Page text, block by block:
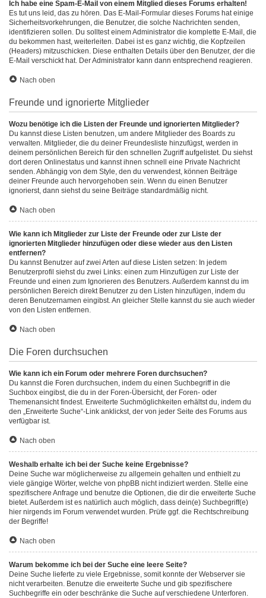
Ich habe eine Spam-E-Mail von einem Mitglied dieses Forums erhalten!
Es tut uns leid, das zu hören. Das E-Mail-Formular dieses Forums hat einige
Sicherheitsvorkehrungen, die Benutzer, die solche Nachrichten senden,
identifizieren sollen. Du solltest einem Administrator die komplette E-Mail, die
du bekommen hast, weiterleiten. Dabei ist es ganz wichtig, die Kopfzeilen
(Headers) mitzuschicken. Diese enthalten Details über den Benutzer, der die
E-Mail verschickt hat. Der Administrator kann dann entsprechend reagieren.
Nach oben
Freunde und ignorierte Mitglieder
Wozu benötige ich die Listen der Freunde und ignorierten Mitglieder?
Du kannst diese Listen benutzen, um andere Mitglieder des Boards zu
verwalten. Mitglieder, die du deiner Freundesliste hinzufügst, werden in
deinem persönlichen Bereich für den schnellen Zugriff aufgelistet. Du siehst
dort deren Onlinestatus und kannst ihnen schnell eine Private Nachricht
senden. Abhängig von dem Style, den du verwendest, können Beiträge
deiner Freunde auch hervorgehoben sein. Wenn du einen Benutzer
ignorierst, dann siehst du seine Beiträge standardmäßig nicht.
Nach oben
Wie kann ich Mitglieder zur Liste der Freunde oder zur Liste der
ignorierten Mitglieder hinzufügen oder diese wieder aus den Listen
entfernen?
Du kannst Benutzer auf zwei Arten auf diese Listen setzen: In jedem
Benutzerprofil siehst du zwei Links: einen zum Hinzufügen zur Liste der
Freunde und einen zum Ignorieren des Benutzers. Außerdem kannst du im
persönlichen Bereich direkt Benutzer zu den Listen hinzufügen, indem du
deren Benutzernamen eingibst. An gleicher Stelle kannst du sie auch wieder
von den Listen entfernen.
Nach oben
Die Foren durchsuchen
Wie kann ich ein Forum oder mehrere Foren durchsuchen?
Du kannst die Foren durchsuchen, indem du einen Suchbegriff in die
Suchbox eingibst, die du in der Foren-Übersicht, der Foren- oder
Themenansicht findest. Erweiterte Suchmöglichkeiten erhältst du, indem du
den „Erweiterte Suche“-Link anklickst, der von jeder Seite des Forums aus
verfügbar ist.
Nach oben
Weshalb erhalte ich bei der Suche keine Ergebnisse?
Deine Suche war möglicherweise zu allgemein gehalten und enthielt zu
viele gängige Wörter, welche von phpBB nicht indiziert werden. Stelle eine
spezifischere Anfrage und benutze die Optionen, die dir die erweiterte Suche
bietet. Außerdem ist es natürlich auch möglich, dass dein(e) Suchbegriff(e)
hier nirgends im Forum verwendet wurden. Prüfe ggf. die Rechtschreibung
der Begriffe!
Nach oben
Warum bekomme ich bei der Suche eine leere Seite?
Deine Suche lieferte zu viele Ergebnisse, somit konnte der Webserver sie
nicht verarbeiten. Benutze die erweiterte Suche und gib spezifischere
Suchbegriffe ein oder beschränke die Suche auf verschiedene Unterforen.